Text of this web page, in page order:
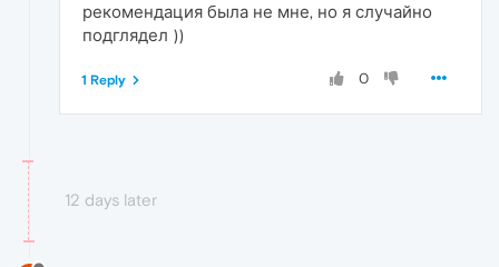
рекомендация была не мне, но я случайно
подглядел ))
0
1 Reply
12 days later